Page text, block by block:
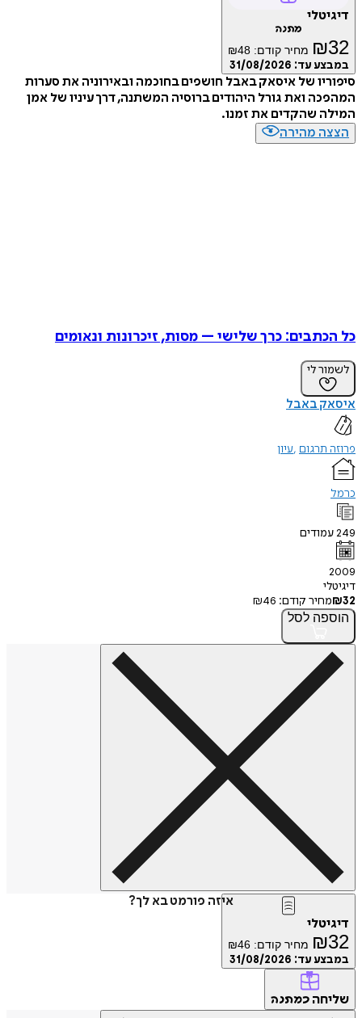
דיגיטלי
מתנה
₪32 מחיר קודם: ₪48
במבצע עד: 31/08/2026
סיפוריו של איסאק באבל חושפים בחוכמה ובאירוניה את סערות
המהפכה ואת גורל היהודים ברוסיה המשתנה, דרך עיניו של אמן
המילה שהקדים את זמנו.
הצצה מהירה
כל הכתבים: כרך שלישי – מסות, זיכרונות ונאומים
לשמור לי
איסאק באבל
פרוזה תרגום עיון
כרמל
249עמודים
2009
דיגיטלי
₪32 מחיר קודם: ₪46
הוספה לסל
איזה פורמט בא לך?
דיגיטלי
₪32 מחיר קודם: ₪46
במבצע עד: 31/08/2026
שליחה כמתנה